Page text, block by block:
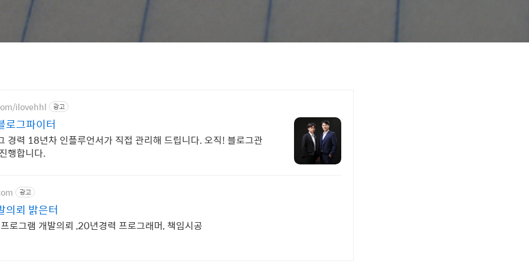
ilovehhl 광고
로그파이터
경력 18년차 인플루언서가 직접 관리해 드립니다. 오직! 블로그관
행합니다.
광고
의뢰 밝은터
로그램 개발의뢰 ,20년경력 프로그래머, 책임시공